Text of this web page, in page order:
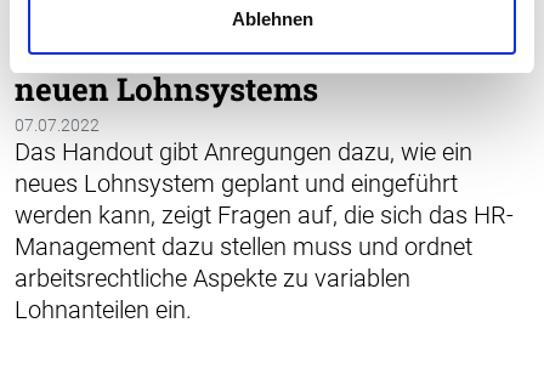
Ablehnen
VARIABLE LOHNMODELLE LOHNMODELL
Fahrplan zur Einführung eines
neuen Lohnsystems
07.07.2022
Das Handout gibt Anregungen dazu, wie ein
neues Lohnsystem geplant und eingeführt
werden kann, zeigt Fragen auf, die sich das HR-
Management dazu stellen muss und ordnet
arbeitsrechtliche Aspekte zu variablen
Lohnanteilen ein.